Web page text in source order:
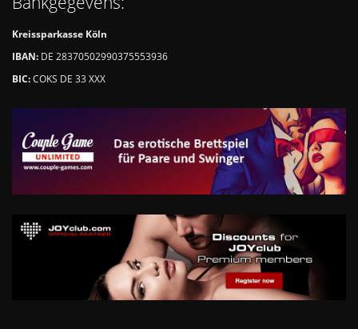
Kreissparkasse Köln
IBAN: DE 28370502990375553936
BIC:COKS DE 33 XXX